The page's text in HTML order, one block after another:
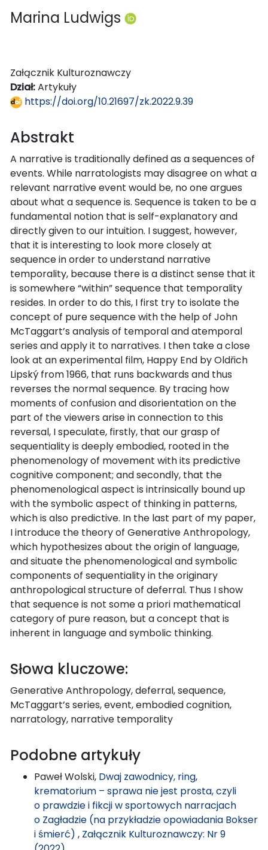
Marina Ludwigs
Załącznik Kulturoznawczy
Dział:Artykuły
https://doi.org/10.21697/zk.2022.9.39
Abstrakt
A narrative is traditionally defined as a sequences of
events. While narratologists may disagree on what a
relevant narrative event would be, no one argues
about what a sequence is. Sequence is taken to be a
fundamental notion that is self-explanatory and
directly given to our intuition. I suggest, however,
that it is interesting to look more closely at
sequence in order to understand narrative
temporality, because there is a distinct sense that it
is somewhere “within” sequence that temporality
resides. In order to do this, I first try to isolate the
concept of pure sequence with the help of John
McTaggart’s analysis of temporal and atemporal
series and apply it to narratives. I then take a close
look at an experimental film, Happy End by Oldřich
Lipský from 1966, that runs backwards and thus
reverses the normal sequence. By tracing how
moments of confusion and disorientation on the
part of the viewers arise in connection to this
reversal, I speculate, firstly, that our grasp of
sequentiality is deeply embodied, rooted in the
phenomenology of movement with its predictive
cognitive component; and secondly, that the
phenomenological aspect is intrinsically bound up
with the symbolic aspect of thinking in patterns,
which is also predictive. In the last part of my paper,
I introduce the theory of Generative Anthropology,
which hypothesizes about the origin of language,
and situate the phenomenological and symbolic
components of sequentiality in the originary
anthropological structure of deferral. Thus I show
that sequence is not some a priori mathematical
category of pure reason, but a concept that is
inherent in language and symbolic thinking.
Słowa kluczowe:
Generative Anthropology, deferral, sequence,
McTaggart’s series, event, embodied cognition,
narratology, narrative temporality
Podobne artykuły
Paweł Wolski, Dwaj zawodnicy, ring,
krematorium – sprawa nie jest prosta, czyli
o prawdzie i fikcji w sportowych narracjach
o Zagładzie (na przykładzie opowiadania Bokser
i śmierć) , Załącznik Kulturoznawczy: Nr 9